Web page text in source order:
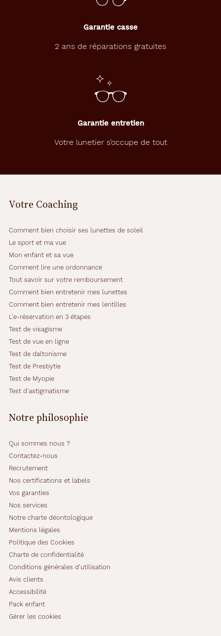
Garantie casse
2 ans de réparations gratuites
Garantie entretien
Votre lunetier s’occupe de tout
Votre Coaching
Comment bien choisir ses lunettes de soleil
Le sport et ma vue
Mon enfant et sa vue
Comment lire une ordonnance
Tout savoir sur votre remboursement
Comment bien entretenir mes lunettes
Comment bien entretenir mes lentilles
L'e-réservation en 3 étapes
Test de visagisme
Test de vue en ligne
Test de daltonisme
Test de Presbytie
Test de Myopie
Test d'astigmatisme
Notre philosophie
Qui sommes nous ?
Contactez-nous
Recrutement
Nos certifications et labels
Vos garanties
Nos services
Notre charte déontologique
Mentions légales
Politique des Cookies
Charte de confidentialité
Conditions générales d'utilisation
Avis clients
Accessibilité
Pack enfant
Gérer les cookies